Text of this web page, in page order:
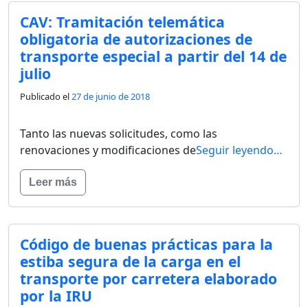
CAV: Tramitación telemática
obligatoria de autorizaciones de
transporte especial a partir del 14 de
julio
Publicado el27 de junio de 2018
Tanto las nuevas solicitudes, como las
renovaciones y modificaciones deSeguir leyendo…
Leer más
Código de buenas prácticas para la
estiba segura de la carga en el
transporte por carretera elaborado
por la IRU